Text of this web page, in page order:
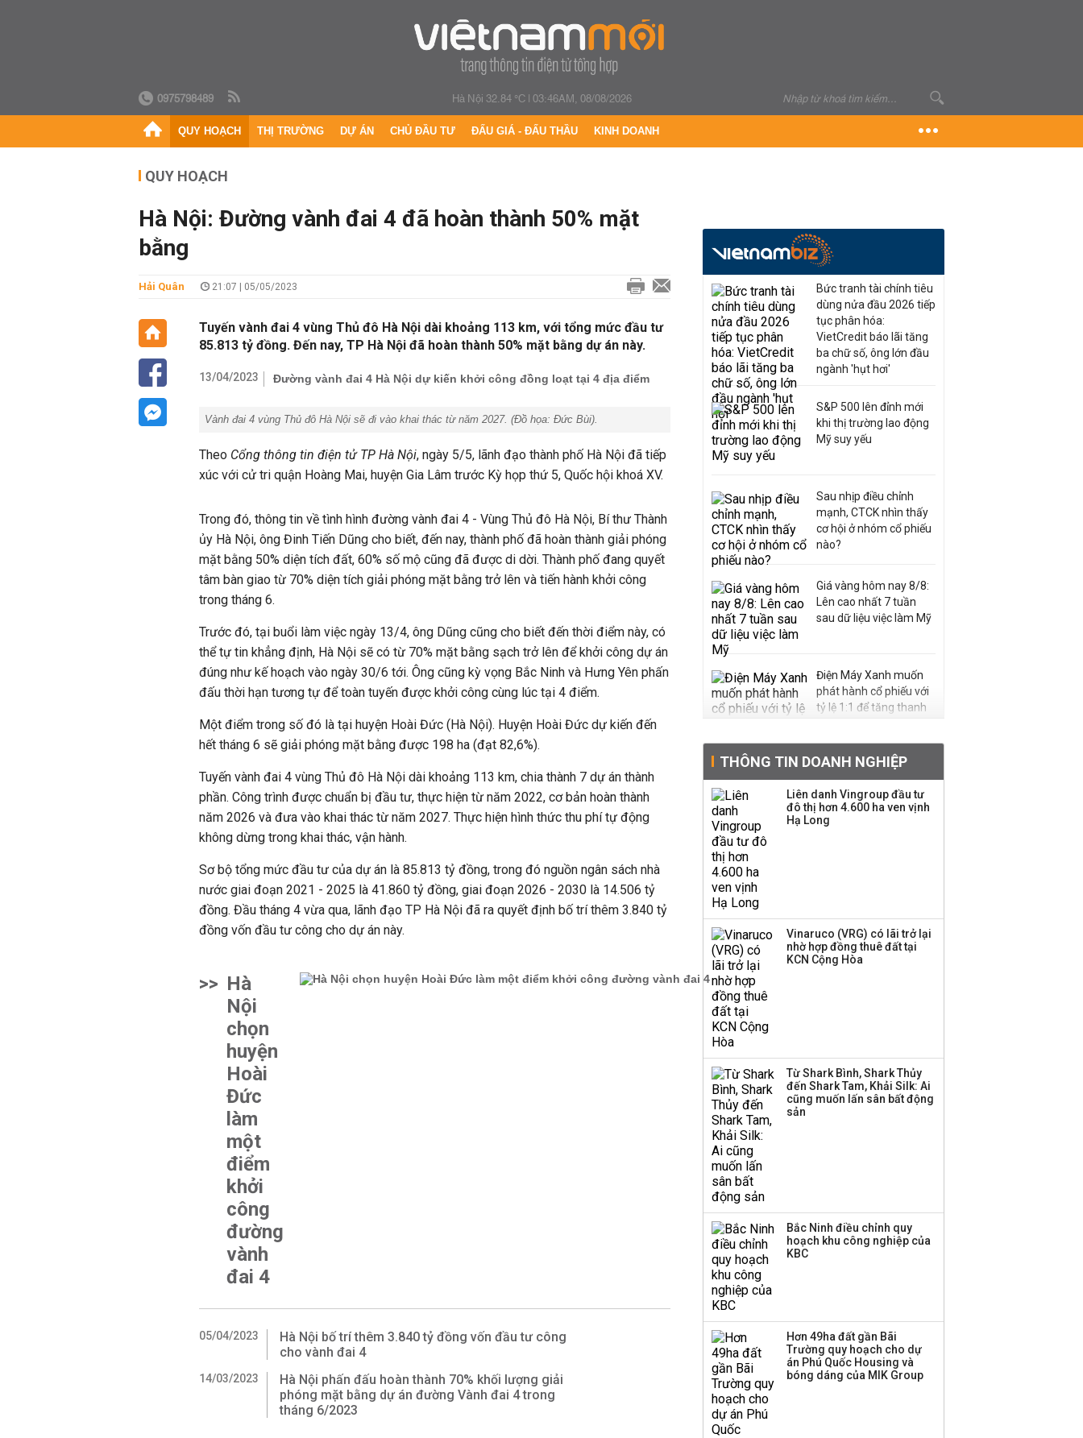
0975798489 Hà Nội 32.84 °C|03:46AM, 08/08/2026
QUY HOẠCH THỊ TRƯỜNG DỰ ÁN CHỦ ĐẦU TƯ ĐẤU GIÁ - ĐẤU THẦU KINH DOANH
QUY HOẠCH
Hà Nội: Đường vành đai 4 đã hoàn thành 50% mặt
bằng
Hải Quân 21:07 | 05/05/2023
Tuyến vành đai 4 vùng Thủ đô Hà Nội dài khoảng 113 km, với tổng mức đầu tư
85.813 tỷ đồng. Đến nay, TP Hà Nội đã hoàn thành 50% mặt bằng dự án này.
13/04/2023 Đường vành đai 4 Hà Nội dự kiến khởi công đồng loạt tại 4 địa điểm
Vành đai 4 vùng Thủ đô Hà Nội sẽ đi vào khai thác từ năm 2027. (Đồ họa: Đức Bùi).
Theo Cổng thông tin điện tử TP Hà Nội, ngày 5/5, lãnh đạo thành phố Hà Nội đã tiếp
xúc với cử tri quận Hoàng Mai, huyện Gia Lâm trước Kỳ họp thứ 5, Quốc hội khoá XV.
Trong đó, thông tin về tình hình đường vành đai 4 - Vùng Thủ đô Hà Nội, Bí thư Thành
ủy Hà Nội, ông Đinh Tiến Dũng cho biết, đến nay, thành phố đã hoàn thành giải phóng
mặt bằng 50% diện tích đất, 60% số mộ cũng đã được di dời. Thành phố đang quyết
tâm bàn giao từ 70% diện tích giải phóng mặt bằng trở lên và tiến hành khởi công
trong tháng 6.
Trước đó, tại buổi làm việc ngày 13/4, ông Dũng cũng cho biết đến thời điểm này, có
thể tự tin khẳng định, Hà Nội sẽ có từ 70% mặt bằng sạch trở lên để khởi công dự án
đúng như kế hoạch vào ngày 30/6 tới. Ông cũng kỳ vọng Bắc Ninh và Hưng Yên phấn
đấu thời hạn tương tự để toàn tuyến được khởi công cùng lúc tại 4 điểm.
Một điểm trong số đó là tại huyện Hoài Đức (Hà Nội). Huyện Hoài Đức dự kiến đến
hết tháng 6 sẽ giải phóng mặt bằng được 198 ha (đạt 82,6%).
Tuyến vành đai 4 vùng Thủ đô Hà Nội dài khoảng 113 km, chia thành 7 dự án thành
phần. Công trình được chuẩn bị đầu tư, thực hiện từ năm 2022, cơ bản hoàn thành
năm 2026 và đưa vào khai thác từ năm 2027. Thực hiện hình thức thu phí tự động
không dừng trong khai thác, vận hành.
Sơ bộ tổng mức đầu tư của dự án là 85.813 tỷ đồng, trong đó nguồn ngân sách nhà
nước giai đoạn 2021 - 2025 là 41.860 tỷ đồng, giai đoạn 2026 - 2030 là 14.506 tỷ
đồng. Đầu tháng 4 vừa qua, lãnh đạo TP Hà Nội đã ra quyết định bố trí thêm 3.840 tỷ
đồng vốn đầu tư công cho dự án này.
>> Hà
Nội
chọn
huyện
Hoài
Đức
làm
một
điểm
khởi
công
đường
vành
đai 4
05/04/2023
Hà Nội bố trí thêm 3.840 tỷ đồng vốn đầu tư công
cho vành đai 4
14/03/2023
Hà Nội phấn đấu hoàn thành 70% khối lượng giải
phóng mặt bằng dự án đường Vành đai 4 trong
tháng 6/2023
Bức tranh tài chính tiêu
dùng nửa đầu 2026 tiếp
tục phân hóa:
VietCredit báo lãi tăng
ba chữ số, ông lớn đầu
ngành 'hụt hơi'
S&P 500 lên đỉnh mới
khi thị trường lao động
Mỹ suy yếu
Sau nhịp điều chỉnh
mạnh, CTCK nhìn thấy
cơ hội ở nhóm cổ phiếu
nào?
Giá vàng hôm nay 8/8:
Lên cao nhất 7 tuần
sau dữ liệu việc làm Mỹ
Điện Máy Xanh muốn
phát hành cổ phiếu với
tỷ lệ 1:1 để tăng thanh
Quy hoạch 4 khu lấn
biển ở Phú Quốc
hàng
Dự án Sheraton Phú
Huấn Hoa Hồng bỗng
dưng ‘biến mất’, một
công ty khác đã giải thể
THÔNG TIN DOANH NGHIỆP
Liên danh Vingroup đầu tư
đô thị hơn 4.600 ha ven vịnh
Hạ Long
Vinaruco (VRG) có lãi trở lại
nhờ hợp đồng thuê đất tại
KCN Cộng Hòa
Từ Shark Bình, Shark Thủy
đến Shark Tam, Khải Silk: Ai
cũng muốn lấn sân bất động
sản
Bắc Ninh điều chỉnh quy
hoạch khu công nghiệp của
KBC
Hơn 49ha đất gần Bãi
Trường quy hoạch cho dự
án Phú Quốc Housing và
bóng dáng của MIK Group